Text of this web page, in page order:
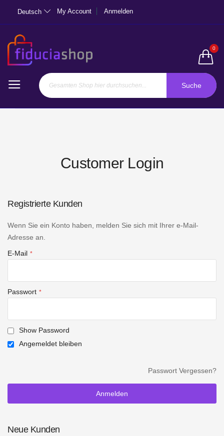
Deutsch My Account Anmelden
0
Suche
Customer Login
Registrierte Kunden
Wenn Sie ein Konto haben, melden Sie sich mit Ihrer e-Mail-
Adresse an.
E-Mail
Passwort
Show Password
Angemeldet bleiben
Anmelden
Passwort Vergessen?
Neue Kunden